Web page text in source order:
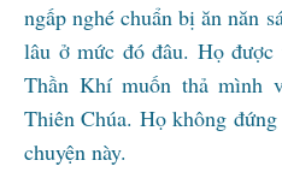
ngấp nghé chuẩn bị ăn năn
lâu ở mức đó đâu. Họ được
Thần Khí muốn thả mình
Thiên Chúa. Họ không
chuyện này.